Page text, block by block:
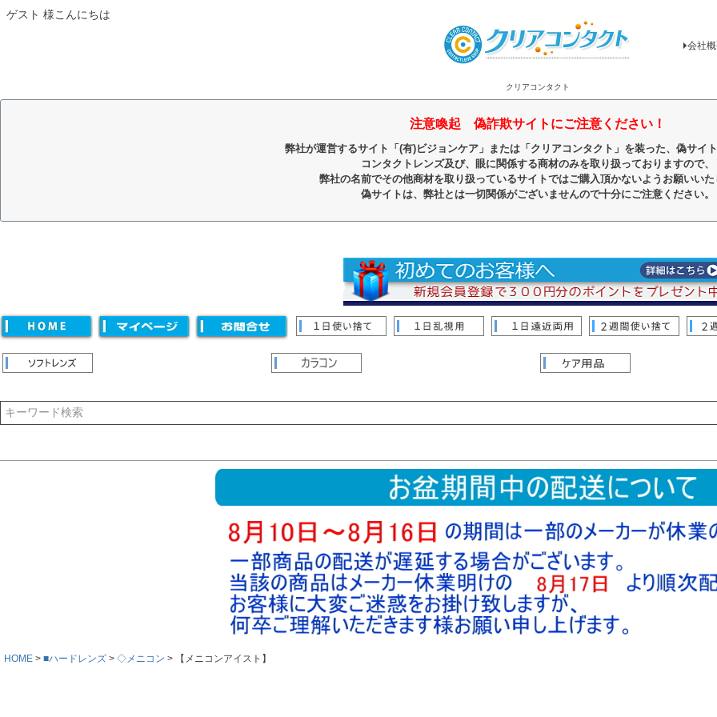
ゲスト 様こんにちは
クリアコンタクト
会社
注意喚起 偽詐欺サイトにご注意ください！
弊社が運営するサイト「(有)ビジョンケア」または「クリアコンタクト」を装った、偽サイ
コンタクトレンズ及び、眼に関係する商材のみを取り扱っておりますので、
弊社の名前でその他商材を取り扱っているサイトではご購入頂かないようお願いい
偽サイトは、弊社とは一切関係がございませんので十分にご注意ください。
並び順
新着順
登録順 価格が安い順 価格が高い順 優先度順
レビュー順
キーワードヒット順
HOME ■ハードレンズ ◇メニコン 【メニコンアイスト】